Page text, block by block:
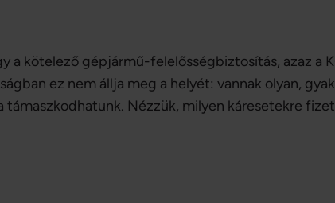
a kötelező gépjármű-felelősségbiztosítás, azaz a
ez nem állja meg a helyét: vannak olyan,
támaszkodhatunk. Nézzük, milyen káresetekre